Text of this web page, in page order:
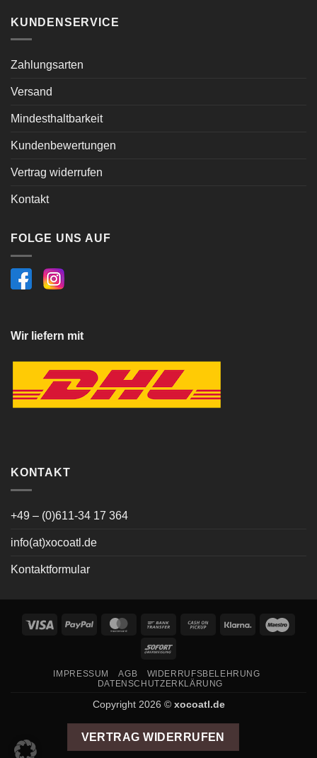
KUNDENSERVICE
Zahlungsarten
Versand
Mindesthaltbarkeit
Kundenbewertungen
Vertrag widerrufen
Kontakt
FOLGE UNS AUF
Wir liefern mit
KONTAKT
+49 – (0)611-34 17 364
info(at)xocoatl.de
Kontaktformular
Visa PayPal MasterCardBank
Cash
Klarna
Sofort
IMPRESSUM AGB
WIDERRUFSBELEHRUNG
DATENSCHUTZERKLÄRUNG
Copyright 2026 © xocoatl.de
VERTRAG WIDERRUFEN